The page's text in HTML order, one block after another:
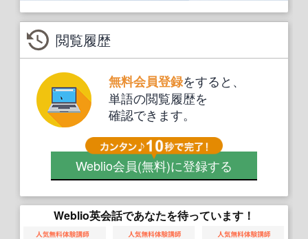
閲覧履歴
無料会員登録をすると、
単語の閲覧履歴を
確認できます。
Weblio会員(無料)に登録する
Weblio英会話であなたを待っています！